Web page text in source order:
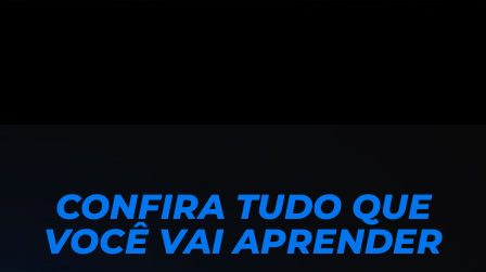
CONFIRA TUDO QUE
VOCÊ VAI APRENDER